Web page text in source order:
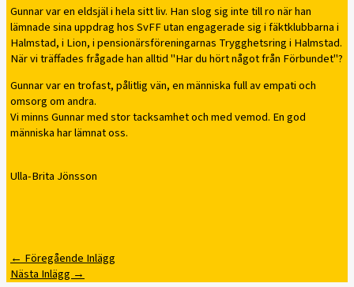
Gunnar var en eldsjäl i hela sitt liv. Han slog sig inte till ro när han
lämnade sina uppdrag hos SvFF utan engagerade sig i fäktklubbarna i
Halmstad, i Lion, i pensionärsföreningarnas Trygghetsring i Halmstad.
När vi träffades frågade han alltid "Har du hört något från Förbundet"?
Gunnar var en trofast, pålitlig vän, en människa full av empati och
omsorg om andra.
Vi minns Gunnar med stor tacksamhet och med vemod. En god
människa har lämnat oss.
Ulla-Brita Jönsson
← Föregående Inlägg
Nästa Inlägg →